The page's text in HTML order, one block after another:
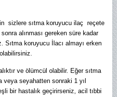
sizlere sıtma koruyucu ilaç reçete
alınması gereken süre kadar
koruyucu İlacı almayı erken
ve ölümcül olabilir. Eğer sıtma
veya seyahatten sonraki 1 yıl
bir hastalık geçirirseniz, acil tıbbi